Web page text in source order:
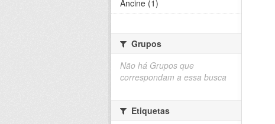
Ancine (1)
Grupos
Não há Grupos que
correspondam a essa busca
Etiquetas